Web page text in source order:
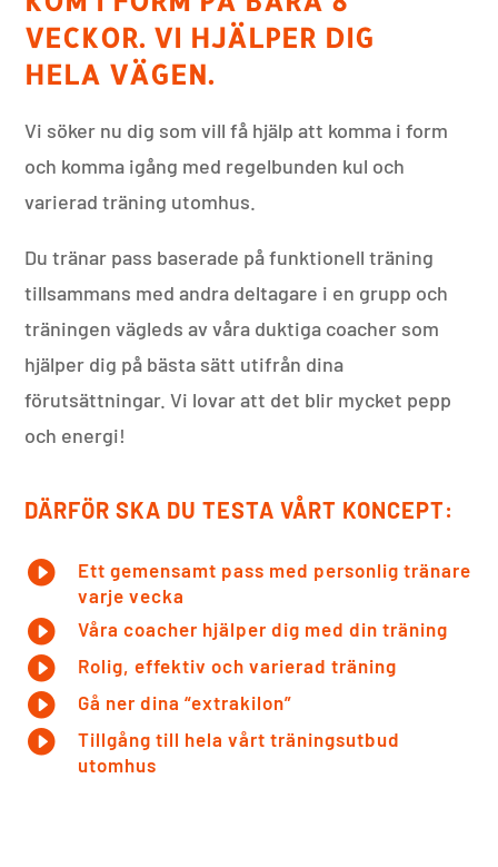
VECKOR. VI HJÄLPER DIG
HELA VÄGEN.
Vi söker nu dig som vill få hjälp att komma i form
och komma igång med regelbunden kul och
varierad träning utomhus.
Du tränar pass baserade på funktionell träning
tillsammans med andra deltagare i en grupp och
träningen vägleds av våra duktiga coacher som
hjälper dig på bästa sätt utifrån dina
förutsättningar. Vi lovar att det blir mycket pepp
och energi!
DÄRFÖR SKA DU TESTA VÅRT KONCEPT:

Ett gemensamt pass med personlig tränare
varje vecka
 Våra coacher hjälper dig med din träning
 Rolig, effektiv och varierad träning
 Gå ner dina “extrakilon”

Tillgång till hela vårt träningsutbud
utomhus